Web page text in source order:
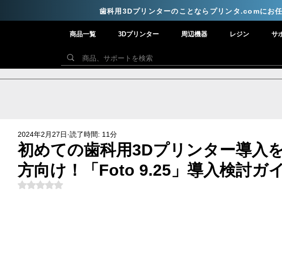
歯科用3Dプリンターのことならプリンタ.comにお任
商品一覧 3Dプリンター 周辺機器 レジン サ
初めての歯科用3Dプリンター導入
方向け！「Foto 9.25」導入検討ガ
2024年2月27日 読了時間: 11分
5つ星のうちNaNと評価されています。